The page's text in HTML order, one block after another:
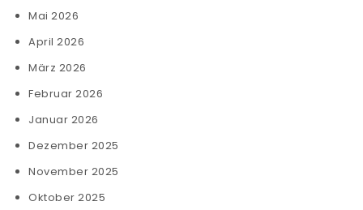
Mai 2026
April 2026
März 2026
Februar 2026
Januar 2026
Dezember 2025
November 2025
Oktober 2025